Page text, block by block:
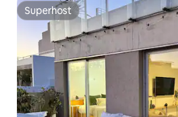
Superhost
Superhost